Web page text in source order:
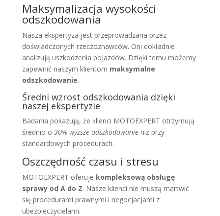
Maksymalizacja wysokości
odszkodowania
Nasza ekspertyza jest przeprowadzana przez
doświadczonych rzeczoznawców. Oni dokładnie
analizują uszkodzenia pojazdów. Dzięki temu możemy
zapewnić naszym klientom maksymalne
odszkodowanie.
Średni wzrost odszkodowania dzięki
naszej ekspertyzie
Badania pokazują, że klienci MOTOEXPERT otrzymują
średnio o 30% wyższe odszkodowanieniż przy
standardowych procedurach.
Oszczędność czasu i stresu
MOTOEXPERT oferuje kompleksową obsługę
sprawy od A do Z. Nasze klienci nie muszą martwić
się procedurami prawnymi i negocjacjami z
ubezpieczycielami.